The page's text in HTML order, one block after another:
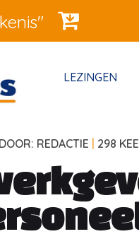
LEZINGEN
DOOR: REDACTIE 298